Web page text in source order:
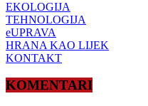
EKOLOGIJA
TEHNOLOGIJA
eUPRAVA
HRANA KAO LIJEK
KONTAKT
KOMENTARI